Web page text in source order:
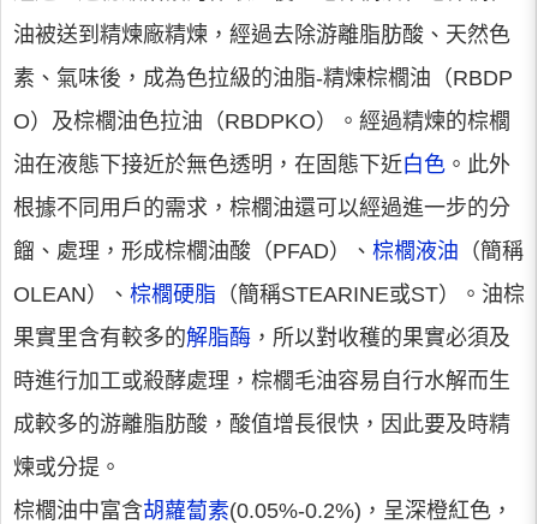
油被送到精煉廠精煉，經過去除游離脂肪酸、天然色
素、氣味後，成為色拉級的油脂-精煉棕櫚油（RBDP
O）及棕櫚油色拉油（RBDPKO）。經過精煉的棕櫚
油在液態下接近於無色透明，在固態下近白色 。此外
根據不同用戶的需求，棕櫚油還可以經過進一步的分
餾、處理，形成棕櫚油酸（PFAD）、 棕櫚液油 （簡稱
OLEAN）、 棕櫚硬脂 （簡稱STEARINE或ST）。油棕
果實里含有較多的解脂酶 ，所以對收穫的果實必須及
時進行加工或殺酵處理，棕櫚毛油容易自行水解而生
成較多的游離脂肪酸，酸值增長很快，因此要及時精
煉或分提。
棕櫚油中富含胡蘿蔔素(0.05%-0.2%)，呈深橙紅色，